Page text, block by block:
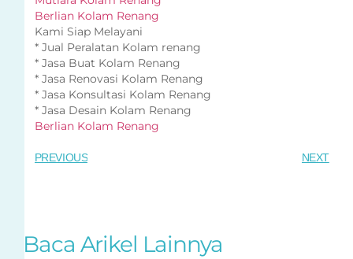
Berlian Kolam Renang
Kami Siap Melayani
* Jual Peralatan Kolam renang
* Jasa Buat Kolam Renang
* Jasa Renovasi Kolam Renang
* Jasa Konsultasi Kolam Renang
* Jasa Desain Kolam Renang
Berlian Kolam Renang
PREVIOUS NEXT
Baca Arikel Lainnya